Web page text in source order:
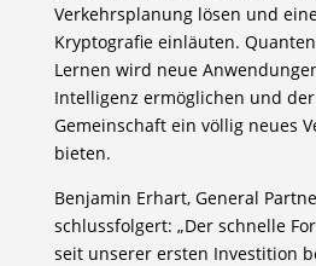
Verkehrsplanung lösen und
Kryptografie einläuten.
Lernen wird neue
Intelligenz ermöglichen und
Gemeinschaft ein völlig neues
bieten.
Benjamin Erhart, General
schlussfolgert: „Der schnelle
seit unserer ersten Investition